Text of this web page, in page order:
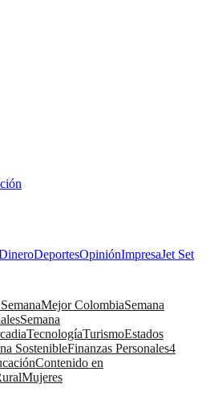
DeportesOpiniónImpresaJet Set
Mejor ColombiaSemana
Semana
TecnologíaTurismoEstados
SostenibleFinanzas Personales4
Contenido en
Mujeres